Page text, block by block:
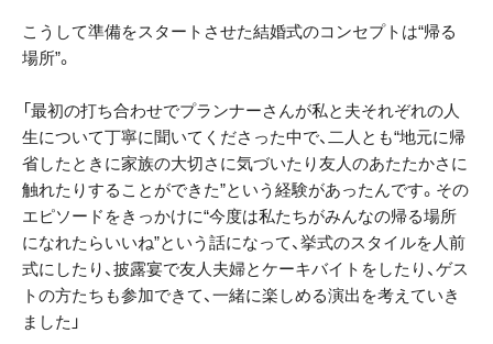
こうして準備をスタートさせた結婚式のコンセプトは“帰る
場所”。
「最初の打ち合わせでプランナーさんが私と夫それぞれの人
生について丁寧に聞いてくださった中で、二人とも“地元に帰
省したときに家族の大切さに気づいたり友人のあたたかさに
触れたりすることができた”という経験があったんです。その
エピソードをきっかけに“今度は私たちがみんなの帰る場所
になれたらいいね”という話になって、挙式のスタイルを人前
式にしたり、披露宴で友人夫婦とケーキバイトをしたり、ゲス
トの方たちも参加できて、一緒に楽しめる演出を考えていき
ました」